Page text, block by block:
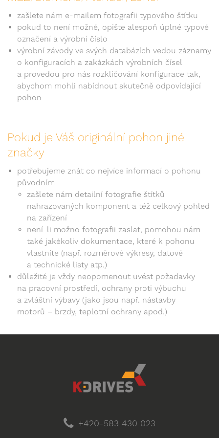
zašlete nám e-mailem fotografii typového štítku
pokud to není možné, opište alespoň úplné typové
označení a výrobní číslo
výrobní závody ve svých databázích vedou záznamy
o konfiguracích a zakázkách výrobních čísel
a provedou pro nás rozklíčování konfigurace tak,
abychom mohli nabídnout skutečně odpovídající
pohon
Pokud je Váš originální pohon jiné
značky
potřebujeme znát co nejvíce informací o pohonu
původním
zašlete nám detailní fotografie štítků
nahrazovaných komponent a též celkový pohled
na zařízení
není-li možno fotografii zaslat, pomohou nám
také jakékoliv dokumentace, které k pohonu
vlastníte (např. rozměrové výkresy, datové
a technické listy atp.)
důležité je vždy neopomenout uvést požadavky
na pracovní prostředí, ochrany proti výbuchu
a zvláštní výbavy (jako jsou např. nástavby
motorů – brzdy, teplotní ochrany apod.)
+420-583 430 023